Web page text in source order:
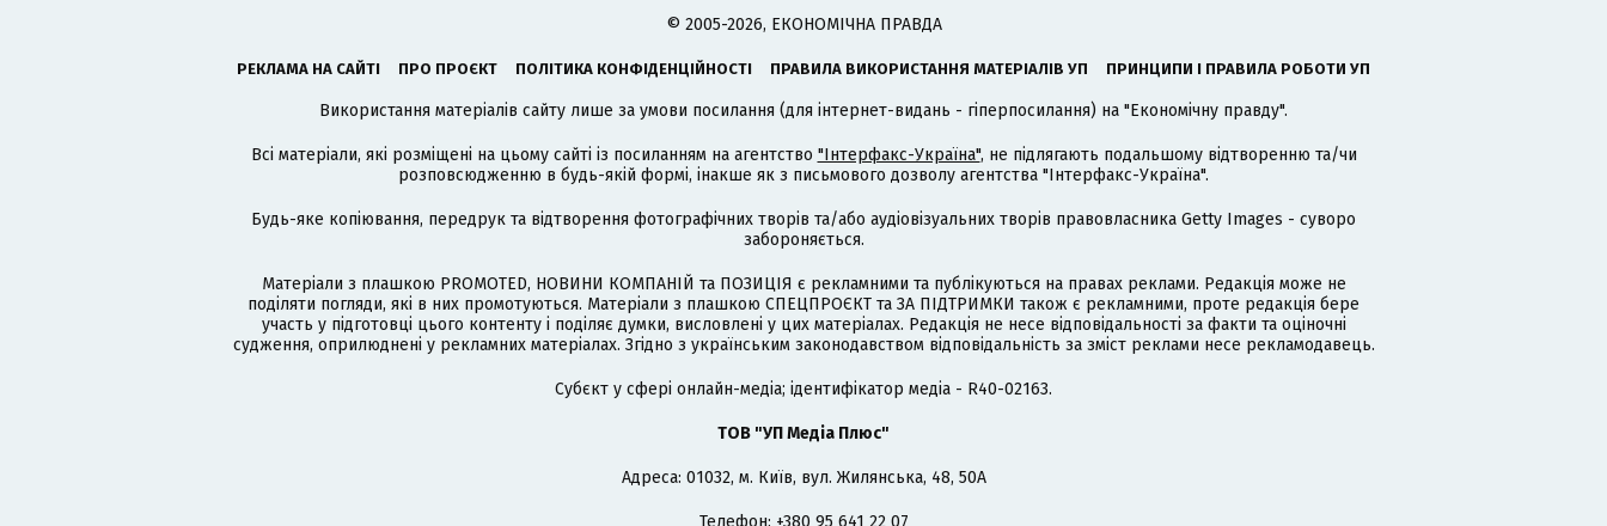
© 2005-2026, ЕКОНОМІЧНА ПРАВДА
РЕКЛАМА НА САЙТІ ПРО ПРОЄКТ ПОЛІТИКА КОНФІДЕНЦІЙНОСТІ ПРАВИЛА ВИКОРИСТАННЯ МАТЕРІАЛІВ УП ПРИНЦИПИ І ПРАВИЛА РОБОТИ УП
Використання матеріалів сайту лише за умови посилання (для інтернет-видань - гіперпосилання) на "Економічну правду".
Всі матеріали, які розміщені на цьому сайті із посиланням на агентство "Інтерфакс-Україна", не підлягають подальшому відтворенню та/чи
розповсюдженню в будь-якій формі, інакше як з письмового дозволу агентства "Інтерфакс-Україна".
Будь-яке копіювання, передрук та відтворення фотографічних творів та/або аудіовізуальних творів правовласника Getty Images - суворо
забороняється.
Матеріали з плашкою PROMOTED, НОВИНИ КОМПАНІЙ та ПОЗИЦІЯ є рекламними та публікуються на правах реклами. Редакція може не
поділяти погляди, які в них промотуються. Матеріали з плашкою СПЕЦПРОЄКТ та ЗА ПІДТРИМКИ також є рекламними, проте редакція бере
участь у підготовці цього контенту і поділяє думки, висловлені у цих матеріалах. Редакція не несе відповідальності за факти та оціночні
судження, оприлюднені у рекламних матеріалах. Згідно з українським законодавством відповідальність за зміст реклами несе рекламодавець.
Cубєкт у сфері онлайн-медіа; ідентифікатор медіа - R40-02163.
ТОВ "УП Медіа Плюс"
Адреса: 01032, м. Київ, вул. Жилянська, 48, 50А
Телефон: +380 95 641 22 07